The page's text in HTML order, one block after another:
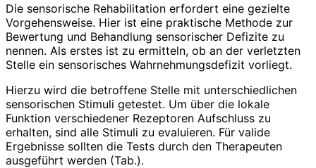
Die sensorische Rehabilitation erfordert eine gezielte
Vorgehensweise. Hier ist eine praktische Methode zur
Bewertung und Behandlung sensorischer ­Defizite zu
nennen. Als erstes ist zu ermitteln, ob an der verletzten
Stelle ein sensorisches Wahrnehmungsdefizit vorliegt.
Hierzu wird die betroffene Stelle mit unterschiedlichen
sensorischen Stimuli getestet. Um über die lokale
Funktion verschiedener Rezeptoren Aufschluss zu
erhalten, sind alle Stimuli zu evaluieren. Für valide
Ergebnisse sollten die Tests durch den Therapeuten
ausgeführt werden (Tab.).